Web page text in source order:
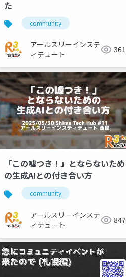
北海道 勉強会
た
community
アールスリーインステ
ィテュート
361
vr devrel
「この嘘つき！」とならないため
の生成AIとの付き合い方
community
アールスリーインステ
ィテュート
847